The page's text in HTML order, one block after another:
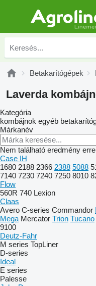
Betakarítógépek
Laverda
Kategória
kombájnok egyéb
Márkanév
Nem található eredmény
Case IH
1680 2188 2366 2388 5088
7140 7230 7240 7250 8010
Flow
560R 740 Lexion
Claas
Avero C-series Commandor
Mega Mercator Trion Tucano
9100
Deutz-Fahr
M series TopLiner
D-series
Ideal
E series
Palesse